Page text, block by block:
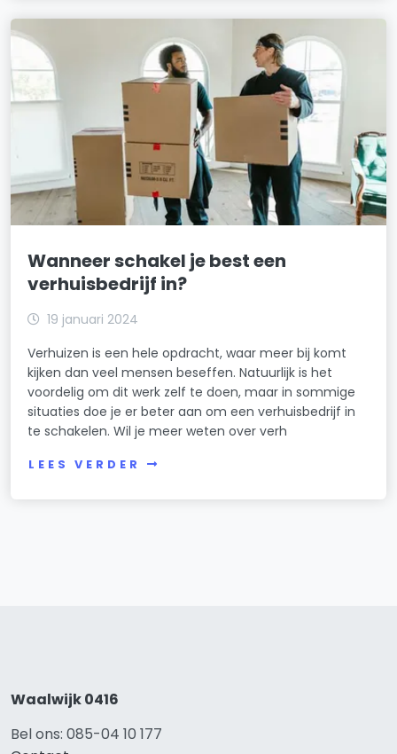
Wanneer schakel je best een
verhuisbedrijf in?
19 januari 2024
Verhuizen is een hele opdracht, waar meer bij komt
kijken dan veel mensen beseffen. Natuurlijk is het
voordelig om dit werk zelf te doen, maar in sommige
situaties doe je er beter aan om een verhuisbedrijf in
te schakelen. Wil je meer weten over verh
LEES VERDER
Waalwijk 0416
Bel ons: 085-04 10 177